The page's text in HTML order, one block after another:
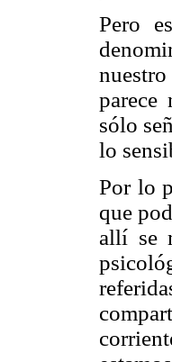
Pero
parece
sólo
lo
Por lo
que
allí se